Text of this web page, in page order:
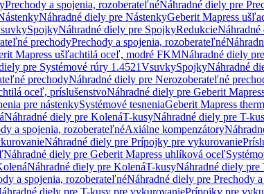
Prechody a spojenia, rozoberateľnéNáhradné diely pre
Náhradné diely pre NástenkyGeberit Mapress
SpojkyNáhradné diely pre SpojkyRedukcieNáhradné
prechodyPrechody a spojenia, rozoberateľné
Mapress ušľachtilá oceľ, modré FKMNáhradné diely
pre Systémové rúry 1.4521VsuvkySpojkyNáhradné
prechodyNáhradné diely pre Nerozoberateľné
oceľ, príslušenstvoNáhradné diely pre Geberit
pre nástenkySystémové tesneniaGeberit Mapress therm
Náhradné diely pre KolenáT-kusyNáhradné diely pre T-
a spojenia, rozoberateľnéAxiálne kompenzátory
Náhradné diely pre Prípojky pre vykurovanie
Náhradné diely pre Geberit Mapress uhlíková oceľ
Náhradné diely pre KolenáT-kusyNáhradné diely pre
a spojenia, rozoberateľnéNáhradné diely pre Prechody
diely pre T-kusy pre vykurovaniePrípojky pre